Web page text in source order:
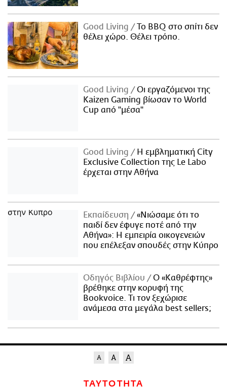
Good Living
Το BBQ στο σπίτι δεν
θέλει χώρο. Θέλει τρόπο.
Good Living
Οι εργαζόμενοι της
Kaizen Gaming βίωσαν το World
Cup από "μέσα"
Good Living
Η εμβληματική City
Exclusive Collection της Le Labo
έρχεται στην Αθήνα
Εκπαίδευση
«Νιώσαμε ότι το
παιδί δεν έφυγε ποτέ από την
Αθήνα»: Η εμπειρία οικογενειών
που επέλεξαν σπουδές στην Κύπρο
Οδηγός Βιβλίου
Ο «Καθρέφτης»
βρέθηκε στην κορυφή της
Bookvoice. Τι τον ξεχώρισε
ανάμεσα στα μεγάλα best sellers;
ΤΑΥΤΟΤΗΤΑ